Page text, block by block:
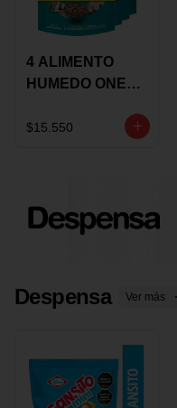
4 ALIMENTO
HUMEDO ONE
85 GRS
$15.550
Despensa Ver más